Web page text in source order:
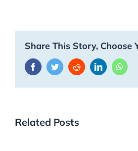
Share This Story, Choose
FacebookTwitterRedditLinkedIn
Related Posts